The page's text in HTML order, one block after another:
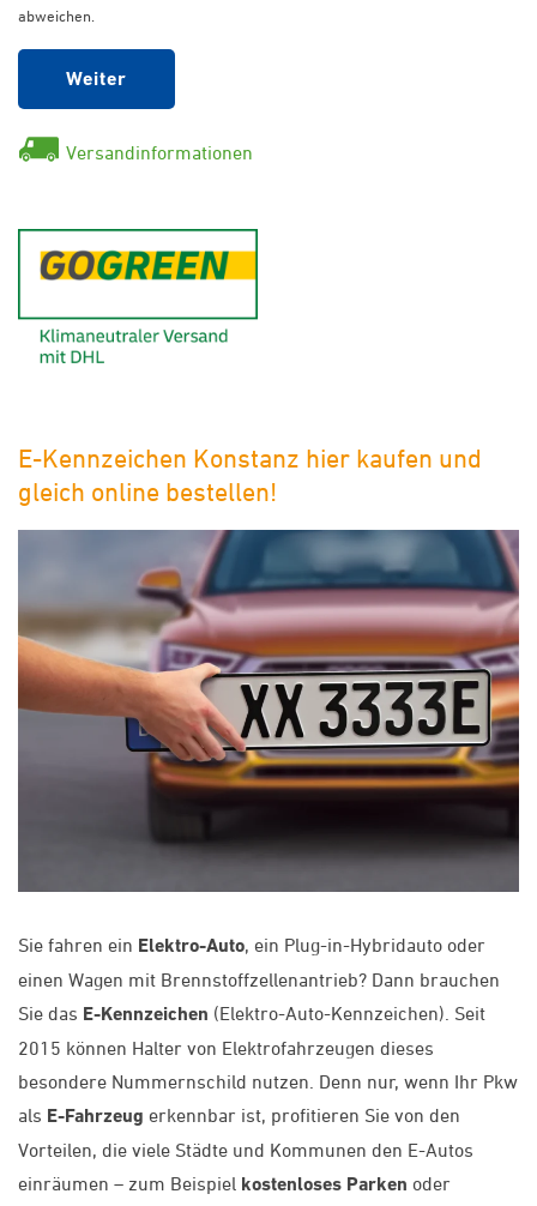
abweichen.
Weiter
Versandinformationen
E-Kennzeichen Konstanz hier kaufen und
gleich online bestellen!
Sie fahren ein Elektro-Auto, ein Plug-in-Hybridauto oder
einen Wagen mit Brennstoffzellenantrieb? Dann brauchen
Sie das E-Kennzeichen (Elektro-Auto-Kennzeichen). Seit
2015 können Halter von Elektrofahrzeugen dieses
besondere Nummernschild nutzen. Denn nur, wenn Ihr Pkw
als E-Fahrzeug erkennbar ist, profitieren Sie von den
Vorteilen, die viele Städte und Kommunen den E-Autos
einräumen – zum Beispiel kostenloses Parken oder